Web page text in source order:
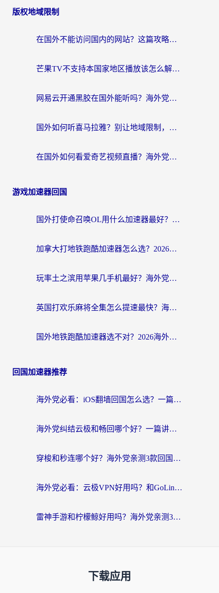
版权地域限制
在国外不能访问国内的网站？这篇攻略帮你无缝连接家乡资源
芒果TV不支持本国家地区播放该怎么解决？海外党追剧看片的终极指南
网易云开通黑胶在国外能听吗？海外党亲测有效的回国听音乐方案
国外如何听喜马拉雅？别让地域限制，断了你的中文声音陪伴
在国外如何看爱奇艺视频直播？海外党亲测有效的回国加速器指南
游戏加速器回国
国外打使命召唤OL用什么加速器最好？海外玩家国服畅玩全攻略（附小众游戏加速技巧）
加拿大打地铁跑酷加速器怎么选？2026海外玩家实测指南（附王国纪元保卫萝卜3加速技巧）
玩率土之滨用苹果几手机最好？海外党必看的国服游戏加速+设备选择指南
英国打欢乐麻将全集怎么提速最快？海外党亲测有效的国服游戏加速指南
国外地铁跑酷加速器选不对？2026海外玩家必看的国服游戏加速全攻略
回国加速器推荐
海外党必看：iOS翻墙回国怎么选？一篇搞定无缝访问国内资源
海外党纠结云极和畅回哪个好？一篇讲透回国加速器怎么选（附避坑指南）
穿梭和秒连哪个好？海外党亲测3款回国加速器，教你在国外正常浏览国内网站
海外党必看：云极VPN好用吗？和GoLinkVPN对比哪个回国效果更好？附真实体验指南
雷神手游和柠檬鲸好用吗？海外党亲测3款回国加速器，教你避开破解VPN坑
下载应用